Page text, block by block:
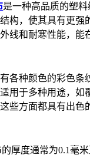
是一种高品质的塑料
构，使其具有更强
线和耐寒性能，能
各种颜色的彩色条
适用于多种用途，如
些方面都具有出色
厚度通常为0.1毫